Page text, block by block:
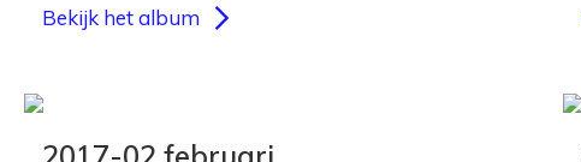
Bekijk het album